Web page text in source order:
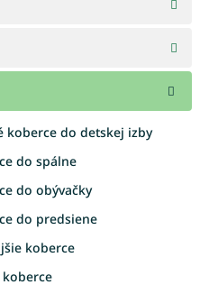
koberce do detskej izby
do spálne
do obývačky
do predsiene
koberce
koberce